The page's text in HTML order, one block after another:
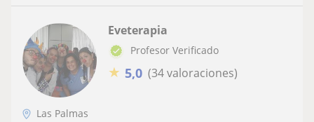
Eveterapia
Profesor Verificado
★ 5,0 (34 valoraciones)
Las Palmas